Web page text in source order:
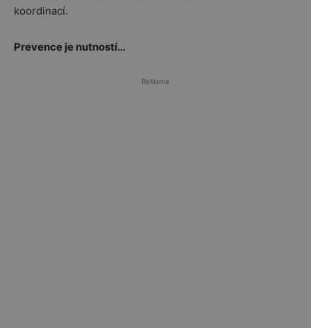
koordinací.
Prevence je nutností…
Reklama